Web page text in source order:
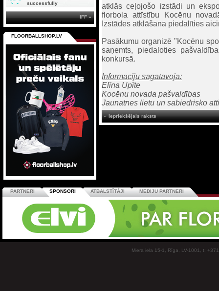
atklās ceļojošo izstādi un
florbola attīstību Kocēnu
Izstādes atklāšana piedalīties
Pasākumu organizē "Kocēnu
saņemts, piedaloties
konkursā.
Informāciju sagatavoja:
Elīna Upīte
Kocēnu novada pašvaldības
Jaunatnes lietu un sabiedrisko
« Iepriekšējais raksts
successfully
IFF »
FLOORBALLSHOP.LV
PARTNERI SPONSORI ATBALSTĪTĀJI MEDIJU PARTNERI
Miera iela 15-1, Rīga, LV-1001, t: